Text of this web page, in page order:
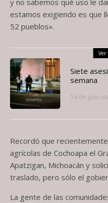
estamos exigiendo es que
52 pueblos».
Ver
Siete
semana
14 de julio
Recordó que
agrícolas de Cochoapa el
Apatzigan, Michoacán y
traslado, pero sólo el
La gente de las